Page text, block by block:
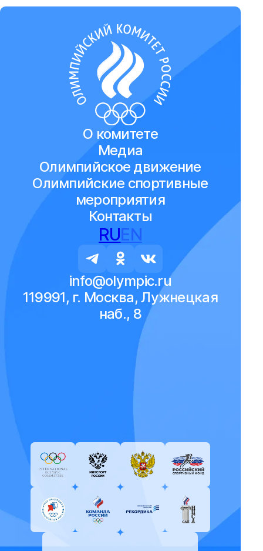
О комитете
Медиа
Олимпийское движение
Олимпийские спортивные
мероприятия
Контакты
RUEN
info@olympic.ru
119991, г. Москва, Лужнецкая
наб., 8